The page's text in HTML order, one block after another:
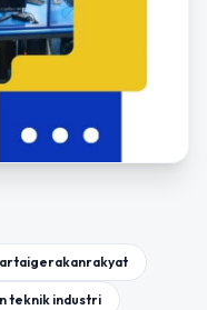
teknik industri